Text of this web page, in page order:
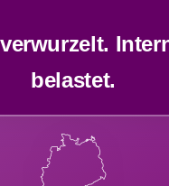
belastet.